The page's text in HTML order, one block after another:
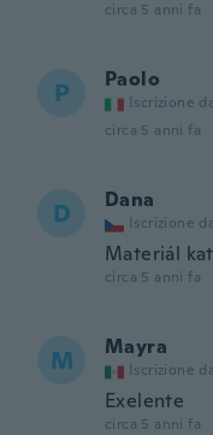
circa 5 anni fa
P Paolo
Iscrizione
circa 5 anni fa
D Dana
Iscrizione
Materiál
circa 5 anni fa
M Mayra
Iscrizione
Exelente
circa 5 anni fa